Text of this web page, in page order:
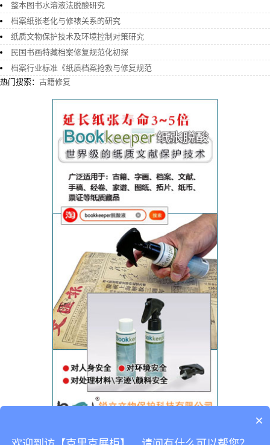
整本图书水溶液法脱酸研究
档案纸张老化与修裱关系的研究
纸质文物保护技术及环境控制对策研究
民国书画特藏档案修复规范化初探
档案行业标准《纸质档案抢救与修复规范
热门搜索： 古籍修复
×